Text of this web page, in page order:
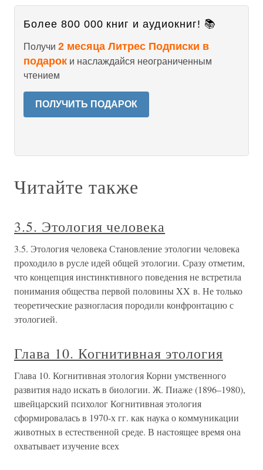
Более 800 000 книг и аудиокниг! 📚
Получи 2 месяца Литрес Подписки в
подарок и наслаждайся неограниченным
чтением
ПОЛУЧИТЬ ПОДАРОК
Читайте также
3.5. Этология человека
3.5. Этология человека Становление этологии человека
проходило в русле идей общей этологии. Сразу отметим,
что концепция инстинктивного поведения не встретила
понимания общества первой половины XX в. Не только
теоретические разногласия породили конфронтацию с
этологией.
Глава 10. Когнитивная этология
Глава 10. Когнитивная этология Корни умственного
развития надо искать в биологии. Ж. Пиаже (1896–1980),
швейцарский психолог Когнитивная этология
сформировалась в 1970-х гг. как наука о коммуникации
животных в естественной среде. В настоящее время она
охватывает изучение всех